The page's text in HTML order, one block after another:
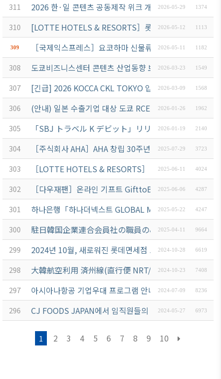
311 2026 한·일 콘텐츠 공동제작 위크 개최 위탁용역 입찰공
2026-05-29 1374
310 [LOTTE HOTELS & RESORTS］롯데아라이리조트 봄
2026-05-12 1113
309 ［국제익스프레스］요코하마 신물류센터 준공식 안내 6/
2026-05-11 1182
308 도쿄비즈니스센터 콘텐츠 산업동향 보고서 발간 위탁용
2026-03-23 1549
307 [긴급] 2026 KOCCA CKL TOKYO 입주기업 지원 프로그
2026-03-09 1568
306 (안내) 일본 수출기업 대상 도쿄 RCEP(FTA) 해외활용지
2026-01-26 1962
305 「SBJ トラベル K デビット」リリース及び リリー
2026-01-19 2140
304 ［주식회사 AHA］AHA 창립 30주년 기념 전자칠판 특별
2025-07-29 3723
303 ［LOTTE HOTELS & RESORTS］ 니가타현 품격, 롯
2025-06-11 4024
302 ［다우재팬］온라인 기프트 GifttoBiz 및 SNS이벤트
2025-06-06 4287
301 하나은행「하나더넥스트 GLOBAL MONEY SHOW」
2025-05-22 4247
300 駐日韓国企業連合会員社の職員のみなさまへSBJ銀
2025-04-11 9664
299 2024년 10월, 새로워진 롯데면세점 도쿄긴자점을 만나보
2024-10-28 6619
298 大韓航空利用 済州線(直行便 NRT/CJU/NRT) 優待航
2024-10-23 7408
297 아시아나항공 기업우대 프로그램 안내(アシアナ航空
2024-07-09 8236
296 CJ FOODS JAPAN에서 임직원들의 선물용 캔김 세트 안
2024-05-27 6973
1 2 3 4 5 6 7 8 9 10